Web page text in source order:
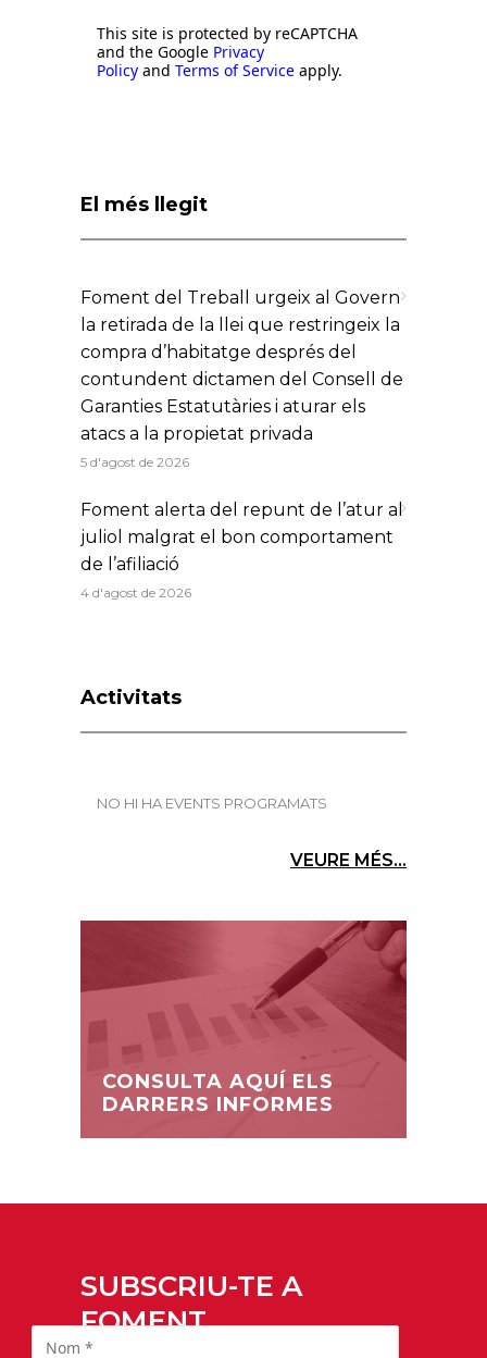
This site is protected by reCAPTCHA
and the Google Privacy
Policy and Terms of Service apply.
El més llegit
Foment del Treball urgeix al Govern
la retirada de la llei que restringeix la
compra d’habitatge després del
contundent dictamen del Consell de
Garanties Estatutàries i aturar els
atacs a la propietat privada
5 d'agost de 2026
Foment alerta del repunt de l’atur al
juliol malgrat el bon comportament
de l’afiliació
4 d'agost de 2026
Activitats
NO HI HA EVENTS PROGRAMATS
VEURE MÉS...
CONSULTA AQUÍ ELS
DARRERS INFORMES
SUBSCRIU-TE A
FOMENT